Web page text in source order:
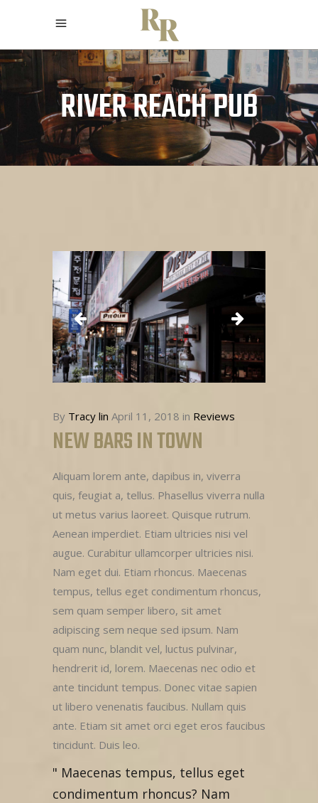
RIVER REACH PUB
By Tracy lin April 11, 2018 in Reviews
NEW BARS IN TOWN
Aliquam lorem ante, dapibus in, viverra
quis, feugiat a, tellus. Phasellus viverra nulla
ut metus varius laoreet. Quisque rutrum.
Aenean imperdiet. Etiam ultricies nisi vel
augue. Curabitur ullamcorper ultricies nisi.
Nam eget dui. Etiam rhoncus. Maecenas
tempus, tellus eget condimentum rhoncus,
sem quam semper libero, sit amet
adipiscing sem neque sed ipsum. Nam
quam nunc, blandit vel, luctus pulvinar,
hendrerit id, lorem. Maecenas nec odio et
ante tincidunt tempus. Donec vitae sapien
ut libero venenatis faucibus. Nullam quis
ante. Etiam sit amet orci eget eros faucibus
tincidunt. Duis leo.
Maecenas tempus, tellus eget
condimentum rhoncus? Nam